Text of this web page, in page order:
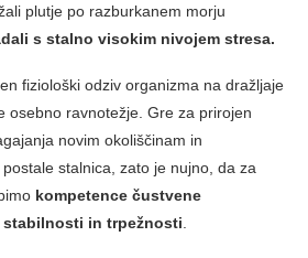
plutje po razburkanem morju
s stalno visokim nivojem stresa.
fiziološki odziv organizma na dražljaje
osebno ravnotežje. Gre za prirojen
novim okoliščinam in
stalnica, zato je nujno, da za
kompetence čustvene
in trpežnosti